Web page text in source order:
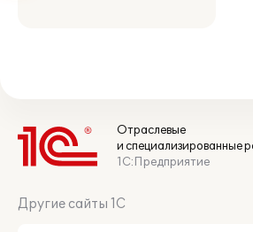
Отраслевые
и специализированные
1С:Предприятие
Другие сайты 1С